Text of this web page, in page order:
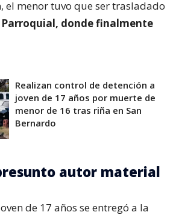
el menor tuvo que ser trasladado
donde finalmente
Realizan control de detención a
joven de 17 años por muerte de
menor de 16 tras riña en San
Bernardo
autor material
de 17 años se entregó a la